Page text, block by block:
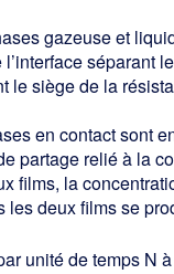
gazeuse et
l’interface séparant
le siège de la
en contact sont
partage relié à la
films, la
les deux films se
unité de temps N